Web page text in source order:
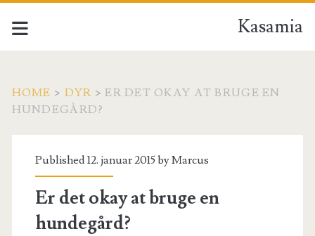
Kasamia
HOME > DYR >ER DET OKAY AT BRUGE EN
HUNDEGÅRD?
Published 12. januar 2015 byMarcus
Er det okay at bruge en
hundegård?